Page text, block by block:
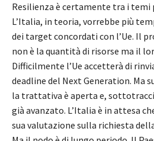
Resilienza è certamente tra i
L’Italia, in teoria, vorrebbe più
dei target concordati con l’Ue. Il
non è la quantità di risorse ma il
Difficilmente l’Ue accetterà di
deadline del Next Generation. Ma
la trattativa è aperta e,
già avanzato. L’Italia è in attesa
sua valutazione sulla richiesta